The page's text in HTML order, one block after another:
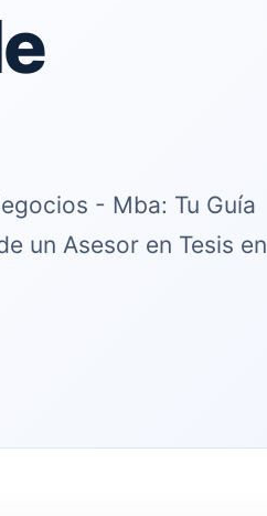
- Mba: Tu Guía
un Asesor en Tesis en